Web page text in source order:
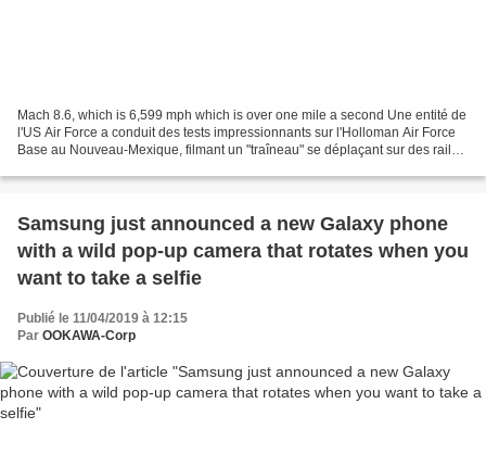
Mach 8.6, which is 6,599 mph which is over one mile a second Une entité de
l'US Air Force a conduit des tests impressionnants sur l'Holloman Air Force
Base au Nouveau-Mexique, filmant un "traîneau" se déplaçant sur des rails à
Samsung just announced a new Galaxy phone
with a wild pop-up camera that rotates when you
want to take a selfie
Publié le 11/04/2019 à 12:15
Par OOKAWA-Corp